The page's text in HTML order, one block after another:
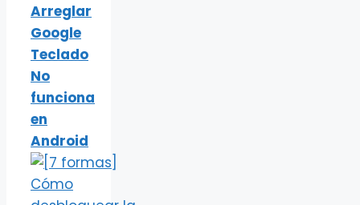
Arreglar
Google
Teclado
No
funciona
en
Android